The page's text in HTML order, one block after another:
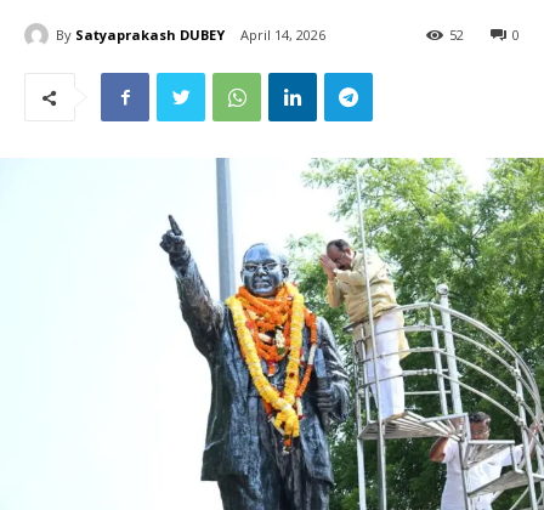
By Satyaprakash DUBEY April 14, 2026 0
52